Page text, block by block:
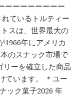
ーーーーーーーー
ているトルティー
スは、世界最大の
1966年にアメリカ
のスナック市場で
ーを確立した商品
ています。​ ＊ユー
ック菓子2026 年